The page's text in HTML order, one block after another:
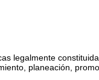
legalmente
planeación,